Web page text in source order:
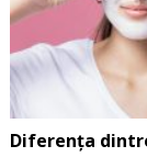
Diferența